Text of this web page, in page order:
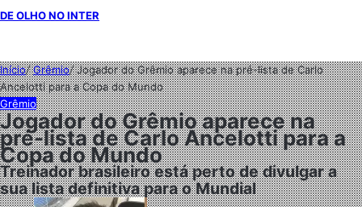
DE OLHO NO INTER
Início/Grêmio/Jogador do Grêmio aparece na pré-lista de Carlo
Ancelotti para a Copa do Mundo
Grêmio
Jogador do Grêmio aparece na
pré-lista de Carlo Ancelotti para a
Copa do Mundo
Treinador brasileiro está perto de divulgar a
sua lista definitiva para o Mundial